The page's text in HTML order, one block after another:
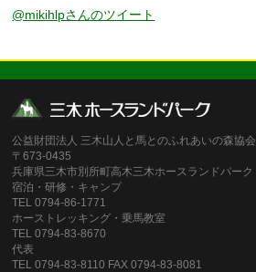
@mikihlpさんのツイート
公益財団法人 三木山人と馬とのふれあいの森協会
〒673-0435
兵庫県三木市別所町高木三木ホースランドパーク
宿泊・研修・キャンプ
TEL 0794-86-1771
ホーストレッキング・乗馬教室
TEL 0794-83-8670
代表
TEL 0794-83-8110 FAX 0794-83-8081